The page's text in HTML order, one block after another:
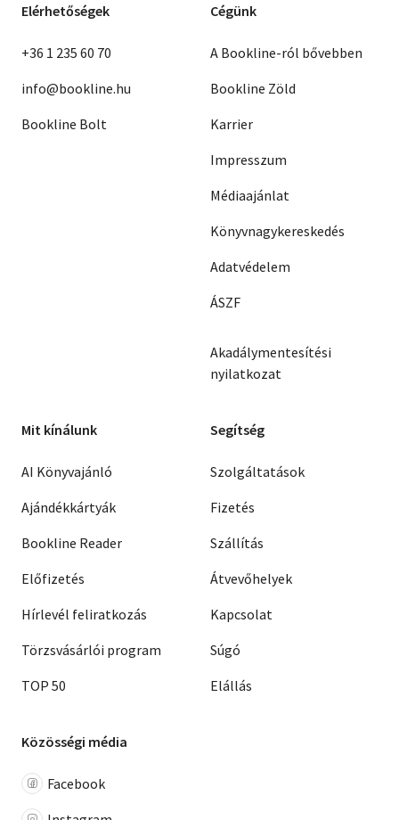
Elérhetőségek
+36 1 235 60 70
info@bookline.hu
Bookline Bolt
Cégünk
A Bookline-ról bővebben
Bookline Zöld
Karrier
Impresszum
Médiaajánlat
Könyvnagykereskedés
Adatvédelem
ÁSZF
Akadálymentesítési
nyilatkozat
Mit kínálunk
AI Könyvajánló
Ajándékkártyák
Bookline Reader
Előfizetés
Hírlevél feliratkozás
Törzsvásárlói program
TOP 50
Segítség
Szolgáltatások
Fizetés
Szállítás
Átvevőhelyek
Kapcsolat
Súgó
Elállás
Közösségi média
Facebook